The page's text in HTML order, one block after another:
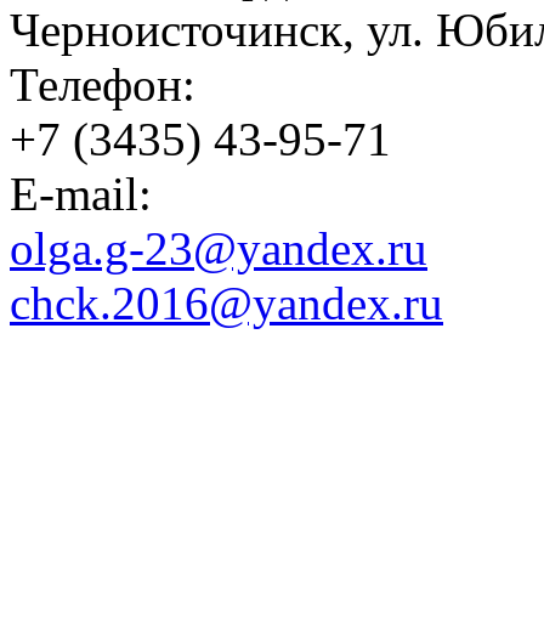
Черноисточинск, ул.
Телефон:
+7 (3435) 43-95-71
E-mail:
olga.g-23@yandex.ru
chck.2016@yandex.ru